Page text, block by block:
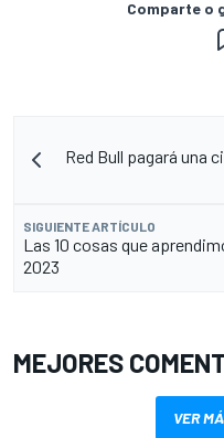
Comparte o
Red Bull pagará una
SIGUIENTE ARTÍCULO
Las 10 cosas que
2023
MEJORES
VER